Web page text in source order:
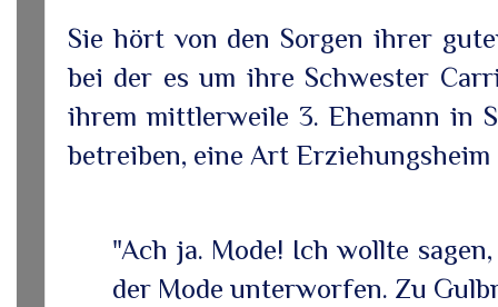
Sie hört von den Sorgen ihrer
bei der es um ihre Schwester
ihrem mittlerweile 3. Ehemann in
betreiben, eine Art
"Ach ja. Mode! Ich wollte
der Mode unterworfen. Zu